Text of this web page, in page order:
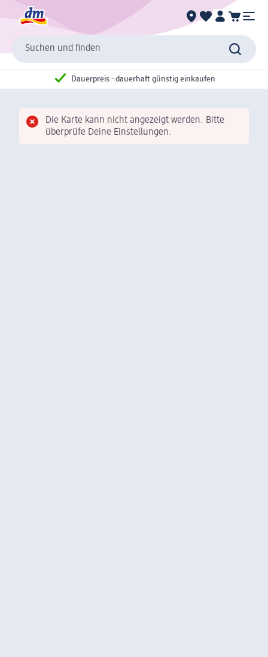
Suchen und finden
Dauerpreis - dauerhaft günstig einkaufen
Die Karte kann nicht angezeigt werden. Bitte
überprüfe Deine Einstellungen.